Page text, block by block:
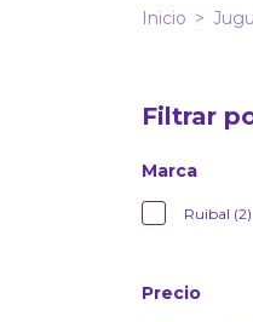
Inicio >
Filtrar
Marca
Ruibal (2)
Precio